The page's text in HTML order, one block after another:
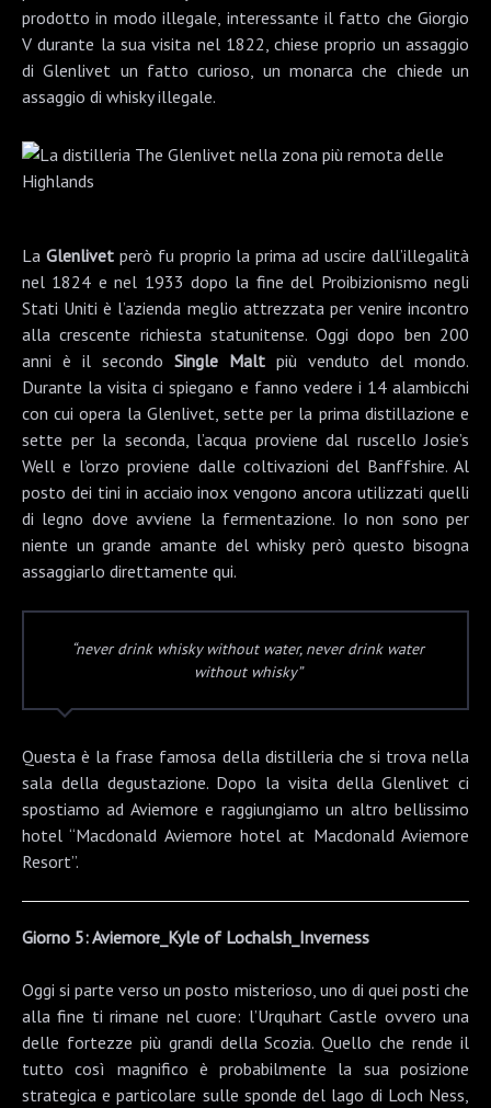
prodotto in modo illegale, interessante il fatto che Giorgio
V durante la sua visita nel 1822, chiese proprio un assaggio
di Glenlivet un fatto curioso, un monarca che chiede un
assaggio di whisky illegale.
La Glenlivetperò fu proprio la prima ad uscire dall’illegalità
nel 1824 e nel 1933 dopo la fine del Proibizionismo negli
Stati Uniti è l’azienda meglio attrezzata per venire incontro
alla crescente richiesta statunitense. Oggi dopo ben 200
anni è il secondo Single Malt più venduto del mondo.
Durante la visita ci spiegano e fanno vedere i 14 alambicchi
con cui opera la Glenlivet, sette per la prima distillazione e
sette per la seconda, l’acqua proviene dal ruscello Josie’s
Well e l’orzo proviene dalle coltivazioni del Banffshire. Al
posto dei tini in acciaio inox vengono ancora utilizzati quelli
di legno dove avviene la fermentazione. Io non sono per
niente un grande amante del whisky però questo bisogna
assaggiarlo direttamente qui.
“never drink whisky without water, never drink water
without whisky”
Questa è la frase famosa della distilleria che si trova nella
sala della degustazione. Dopo la visita della Glenlivet ci
spostiamo ad Aviemore e raggiungiamo un altro bellissimo
hotel “Macdonald Aviemore hotel at Macdonald Aviemore
Resort”.
Giorno 5: Aviemore_Kyle of Lochalsh_Inverness
Oggi si parte verso un posto misterioso, uno di quei posti che
alla fine ti rimane nel cuore: l’Urquhart Castle ovvero una
delle fortezze più grandi della Scozia. Quello che rende il
tutto così magnifico è probabilmente la sua posizione
strategica e particolare sulle sponde del lago di Loch Ness,